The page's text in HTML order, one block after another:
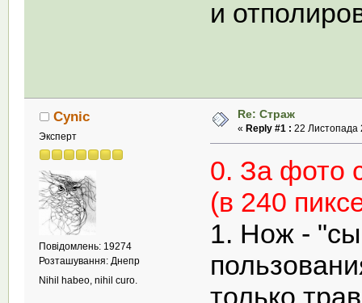
и
Cynic
Эксперт
Повідомлень: 19274
Розташування: Днепр
Nihil habeo, nihil curo.
Re: Страж
« Reply #1 : 22 Листопада
0. За фото
(в 240
1. Нож -
только